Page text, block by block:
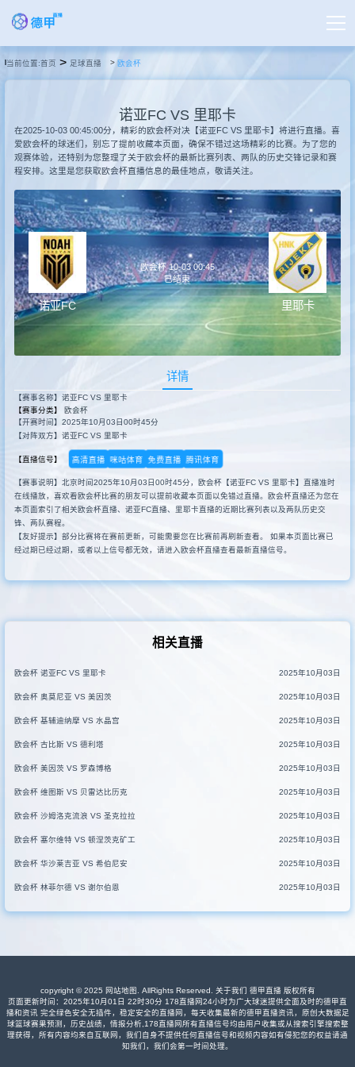
德甲直播
足球直播
篮球直播
德甲录像
德甲新闻
当前位置:首页 > 足球直播 欧会杯
诺亚FC VS 里耶卡
在2025-10-03 00:45:00分，精彩的欧会杯对决【诺亚FC VS 里耶卡】将进行直播。喜
爱欧会杯的球迷们，别忘了提前收藏本页面，确保不错过这场精彩的比赛。为了您的
观赛体验，还特别为您整理了关于欧会杯的最新比赛列表、两队的历史交锋记录和赛
程安排。这里是您获取欧会杯直播信息的最佳地点，敬请关注。
诺亚FC
欧会杯 10-03 00:45
已结束
里耶卡
详情
【赛事名称】诺亚FC VS 里耶卡
【赛事分类】 欧会杯
【开赛时间】2025年10月03日00时45分
【对阵双方】诺亚FC VS 里耶卡
【直播信号】 高清直播 咪咕体育 免费直播 腾讯体育
【赛事说明】北京时间2025年10月03日00时45分，欧会杯【诺亚FC VS 里耶卡】直播准时
在线播放，喜欢看欧会杯比赛的朋友可以提前收藏本页面以免错过直播。欧会杯直播还为您在
本页面索引了相关欧会杯直播、诺亚FC直播、里耶卡直播的近期比赛列表以及两队历史交
锋、两队赛程。
【友好提示】部分比赛将在赛前更新，可能需要您在比赛前再刷新查看。 如果本页面比赛已
经过期已经过期，或者以上信号都无效，请进入欧会杯直播查看最新直播信号。
相关直播
欧会杯 诺亚FC VS 里耶卡 2025年10月03日
欧会杯 奥莫尼亚 VS 美因茨 2025年10月03日
欧会杯 基辅迪纳摩 VS 水晶宫 2025年10月03日
欧会杯 古比斯 VS 德利塔 2025年10月03日
欧会杯 美因茨 VS 罗森博格 2025年10月03日
欧会杯 维图斯 VS 贝雷达比历克 2025年10月03日
欧会杯 沙姆洛克流浪 VS 圣克拉拉 2025年10月03日
欧会杯 塞尔维特 VS 顿涅茨克矿工 2025年10月03日
欧会杯 华沙莱吉亚 VS 希伯尼安 2025年10月03日
欧会杯 林菲尔德 VS 谢尔伯恩 2025年10月03日
copyright © 2025 网站地图 . AllRights Reserved. 关于我们 德甲直播 版权所有
页面更新时间：2025年10月01日 22时30分 178直播网24小时为广大球迷提供全面及时的德甲直
播和资讯 完全绿色安全无插件，稳定安全的直播网，每天收集最新的德甲直播资讯，原创大数据足
球篮球赛果预测，历史战绩，情报分析,178直播网所有直播信号均由用户收集或从搜索引擎搜索整
理获得，所有内容均来自互联网，我们自身不提供任何直播信号和视频内容如有侵犯您的权益请通
知我们，我们会第一时间处理。